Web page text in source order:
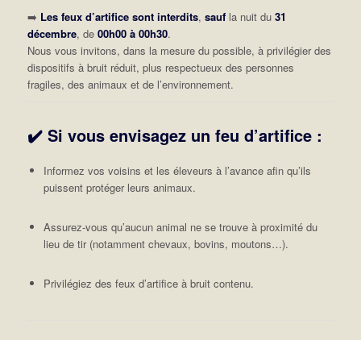
➡️ Les feux d’artifice sont interdits, saufla nuit du 31
décembre, de 00h00 à 00h30.
Nous vous invitons, dans la mesure du possible, à privilégier des
dispositifs à bruit réduit, plus respectueux des personnes
fragiles, des animaux et de l’environnement.
✔️ Si vous envisagez un feu d’artifice :
Informez vos voisins et les éleveurs à l’avance afin qu’ils
puissent protéger leurs animaux.
Assurez-vous qu’aucun animal ne se trouve à proximité du
lieu de tir (notamment chevaux, bovins, moutons…).
Privilégiez des feux d’artifice à bruit contenu.